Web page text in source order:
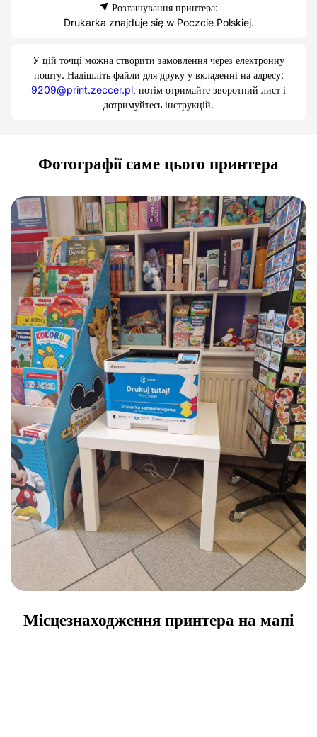
Розташування принтера:
Drukarka znajduje się w Poczcie Polskiej.
У цій точці можна створити замовлення через електронну
пошту. Надішліть файли для друку у вкладенні на адресу:
9209@print.zeccer.pl, потім отримайте зворотний лист і
дотримуйтесь інструкцій.
Фотографії саме цього принтера
Місцезнаходження принтера на мапі